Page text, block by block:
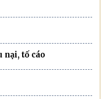
nại, tố cáo